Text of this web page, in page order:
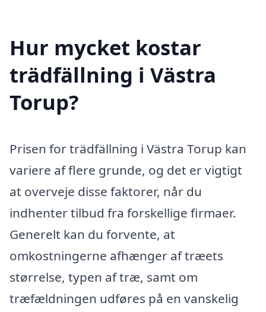
Hur mycket kostar
trädfällning i Västra
Torup?
Prisen for trädfällning i Västra Torup kan
variere af flere grunde, og det er vigtigt
at overveje disse faktorer, når du
indhenter tilbud fra forskellige firmaer.
Generelt kan du forvente, at
omkostningerne afhænger af træets
størrelse, typen af træ, samt om
træfældningen udføres på en vanskelig